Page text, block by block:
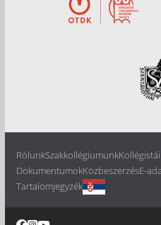
RólunkSzakkollégiumunk
DokumentumokKözbeszerzésE-
Tartalomjegyzék